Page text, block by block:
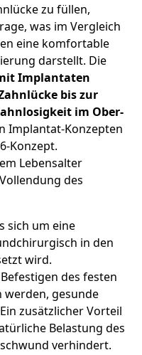
zu füllen,
was im Vergleich
eine komfortable
darstellt. Die
Implantaten
bis zur
im Ober-
Implantat-Konzepten
Konzept.
Lebensalter
des
sich um eine
in den
wird.
des festen
werden, gesunde
zusätzlicher Vorteil
Belastung des
verhindert.